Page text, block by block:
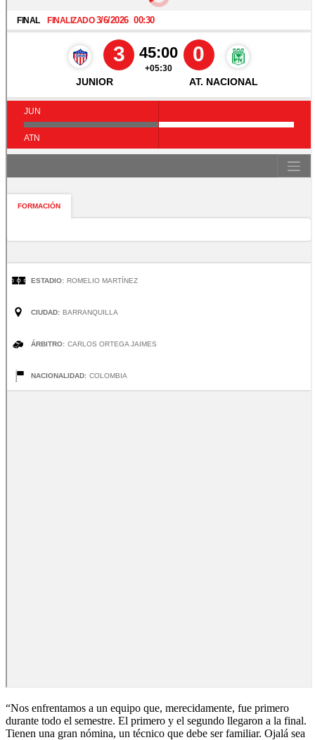
“Nos enfrentamos a un equipo que, merecidamente, fue primero
durante todo el semestre. El primero y el segundo llegaron a la final.
Tienen una gran nómina, un técnico que debe ser familiar. Ojalá sea